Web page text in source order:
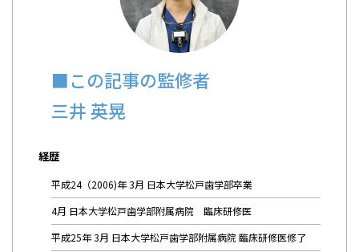
■この記事の監修者
三井 英晃
経歴
平成24（2006)年 3月 日本大学松戸歯学部卒業
4月 日本大学松戸歯学部附属病院 臨床研修医
平成25年 3月 日本大学松戸歯学部附属病院 臨床研修医修了